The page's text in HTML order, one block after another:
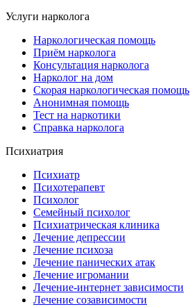
Услуги нарколога
Наркологическая помощь
Приём нарколога
Консультация нарколога
Нарколог на дом
Скорая наркологическая помощь
Анонимная помощь
Тест на наркотики
Справка нарколога
Психиатрия
Психиатр
Психотерапевт
Психолог
Семейный психолог
Психиатрическая клиника
Лечение депрессии
Лечение психоза
Лечение панических атак
Лечение игромании
Лечение-интернет зависимости
Лечение созависимости